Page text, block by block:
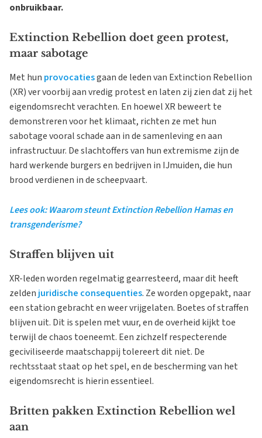
onbruikbaar.
Extinction Rebellion doet geen protest,
maar sabotage
Met hun provocatiesgaan de leden van Extinction Rebellion
(XR) ver voorbij aan vredig protest en laten zij zien dat zij het
eigendomsrecht verachten. En hoewel XR beweert te
demonstreren voor het klimaat, richten ze met hun
sabotage vooral schade aan in de samenleving en aan
infrastructuur. De slachtoffers van hun extremisme zijn de
hard werkende burgers en bedrijven in IJmuiden, die hun
brood verdienen in de scheepvaart.
Lees ook: Waarom steunt Extinction Rebellion Hamas en
transgenderisme?
Straffen blijven uit
XR-leden worden regelmatig gearresteerd, maar dit heeft
zelden juridische consequenties. Ze worden opgepakt, naar
een station gebracht en weer vrijgelaten. Boetes of straffen
blijven uit. Dit is spelen met vuur, en de overheid kijkt toe
terwijl de chaos toeneemt. Een zichzelf respecterende
geciviliseerde maatschappij tolereert dit niet. De
rechtsstaat staat op het spel, en de bescherming van het
eigendomsrecht is hierin essentieel.
Britten pakken Extinction Rebellion wel
aan